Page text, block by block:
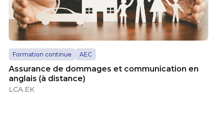
Formation continue AEC
Assurance de dommages et communication en
anglais (à distance)
LCA.EK